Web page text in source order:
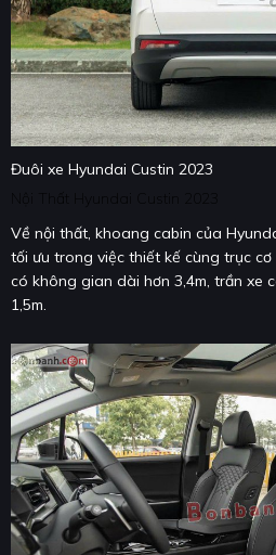
Đuôi xe Hyundai Custin 2023
Nội Thất Hyundai Custin 2023
Về nội thất, khoang cabin của
tối ưu trong việc thiết kế cùng trục cơ
có không gian dài hơn 3,4m, trần xe
1,5m.